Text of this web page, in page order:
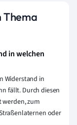
Thema
in welchen
Widerstand in
fällt. Durch diesen
werden, zum
oder